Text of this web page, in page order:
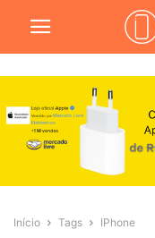
Início Tags IPhone